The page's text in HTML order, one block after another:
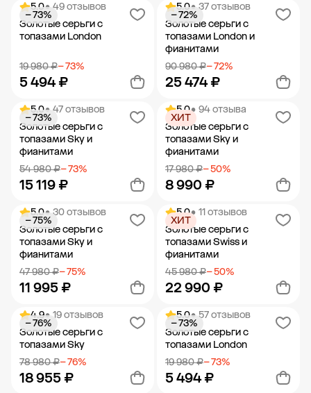
Добавить в корзину Добавить в корзину
5.0• 49 отзывов
Золотые серьги с
топазами London
19 980 ₽− 73%
5 494 ₽
− 73%
Добавить в корзину
5.0• 37 отзывов
Золотые серьги с
топазами London и
фианитами
90 980 ₽− 72%
25 474 ₽
− 72%
Добавить в корзину
5.0• 47 отзывов
Золотые серьги с
топазами Sky и
фианитами
54 980 ₽− 73%
15 119 ₽
− 73%
Добавить в корзину
5.0• 94 отзыва
Золотые серьги с
топазами Sky и
фианитами
17 980 ₽− 50%
8 990 ₽
ХИТ
Добавить в корзину
5.0• 30 отзывов
Золотые серьги с
топазами Sky и
фианитами
47 980 ₽− 75%
11 995 ₽
− 75%
Добавить в корзину
5.0• 11 отзывов
Золотые серьги с
топазами Swiss и
фианитами
45 980 ₽− 50%
22 990 ₽
ХИТ
Добавить в корзину
4.9• 19 отзывов
Золотые серьги с
топазами Sky
78 980 ₽− 76%
18 955 ₽
− 76%
5.0• 57 отзывов
Золотые серьги с
топазами London
19 980 ₽− 73%
5 494 ₽
− 73%